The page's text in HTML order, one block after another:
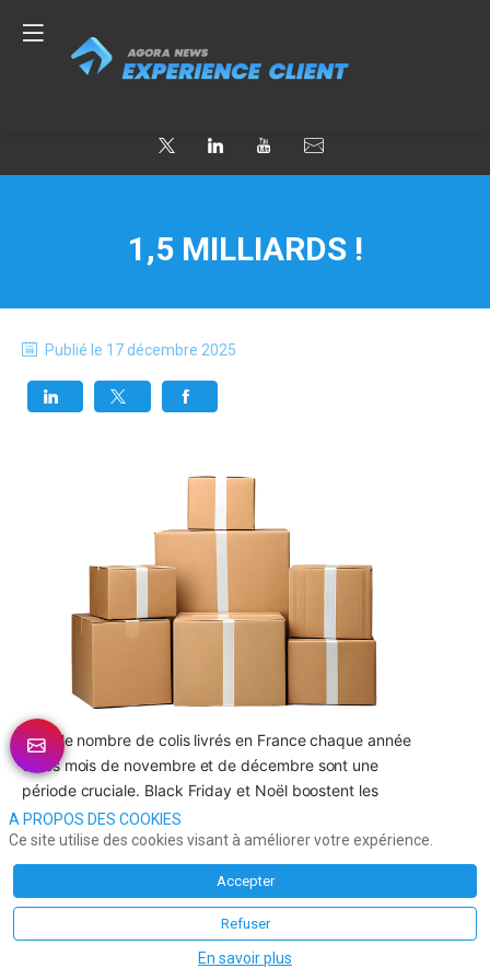
1,5 MILLIARDS !
Publié le 17 décembre 2025
C’est le nombre de colis livrés en France chaque année
et les mois de novembre et de décembre sont une
période cruciale. Black Friday et Noël boostent les
achats de dernière minute pour…
Mais “dernière minute” implique une exigence forte sur
les délais de livraison ! Ce service fait donc partie de
l’offre commerciale et gare aux loupés !
Eric LESTANGUET
A PROPOS DES COOKIES
Ce site utilise des cookies visant à améliorer votre expérience.
Accepter
Refuser
En savoir plus